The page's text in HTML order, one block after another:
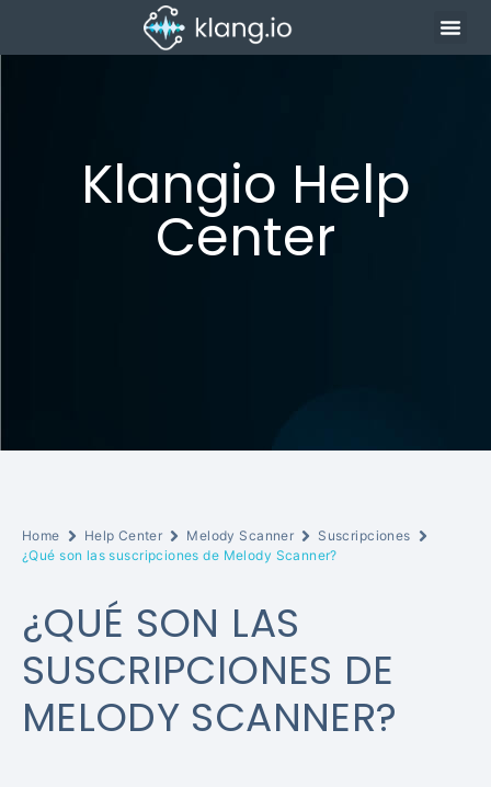
Klangio Help
Center
Home Help Center Melody Scanner
Suscripciones
¿Qué son las suscripciones de Melody Scanner?
¿QUÉ SON LAS
SUSCRIPCIONES DE
MELODY SCANNER?